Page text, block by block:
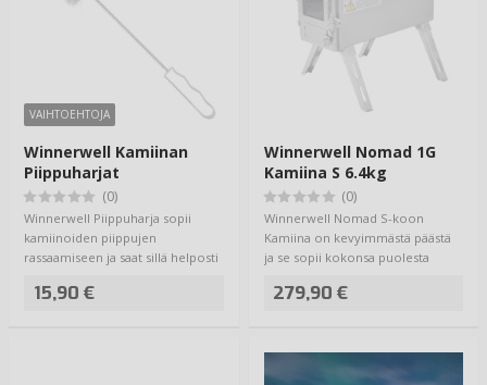
VAIHTOEHTOJA
Winnerwell Kamiinan
Piippuharjat
(0)
Winnerwell Piippuharja sopii
kamiinoiden piippujen
rassaamiseen ja saat sillä helposti
15,90 €
Winnerwell Nomad 1G
Kamiina S 6.4kg
(0)
Winnerwell Nomad S-koon
Kamiina on kevyimmästä päästä
ja se sopii kokonsa puolesta
279,90 €